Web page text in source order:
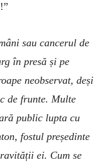
sau cancerul de
în presă și pe
neobservat, deși
de frunte. Multe
public lupta cu
fostul președinte
ei. Cum se